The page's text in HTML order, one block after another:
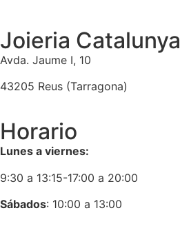
Joieria Catalunya
Avda. Jaume I, 10
43205 Reus (Tarragona)
Horario
Lunes a viernes:
9:30 a 13:15-17:00 a 20:00
Sábados: 10:00 a 13:00